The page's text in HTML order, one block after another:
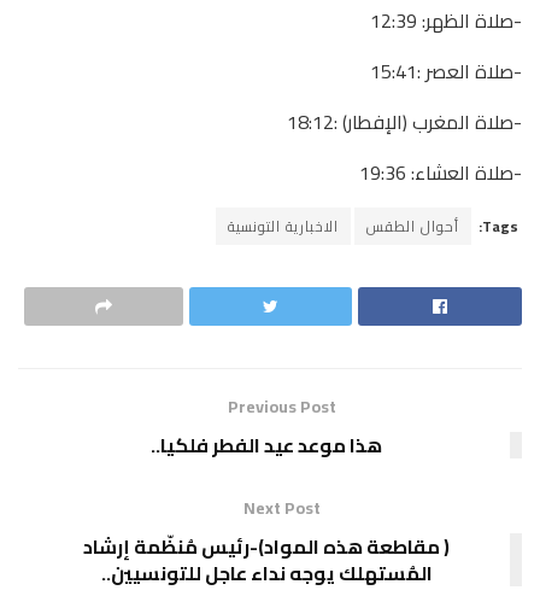
-صلاة الظهر: 12:39
-صلاة العصر :15:41
-صلاة المغرب (الإفطار) :18:12
-صلاة العشاء: 19:36
Tags: أحوال الطقس الاخبارية التونسية
Previous Post
هذا موعد عيد الفطر فلكيا..
Next Post
( مقاطعة هذه المواد)-رئيس مُنظّمة إرشاد
المُستهلك يوجه نداء عاجل للتونسيين..